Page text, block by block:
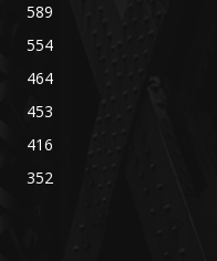
589
554
464
453
416
352